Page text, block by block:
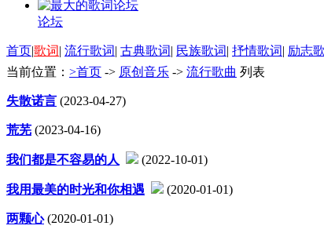
论坛
首页|歌词| 流行歌词| 古典歌词| 民族歌词| 抒情歌词| 励志
当前位置： >首页 -> 原创音乐 -> 流行歌曲 列表
失散诺言 (2023-04-27)
荒芜 (2023-04-16)
我们都是不容易的人 (2022-10-01)
我用最美的时光和你相遇 (2020-01-01)
两颗心(2020-01-01)